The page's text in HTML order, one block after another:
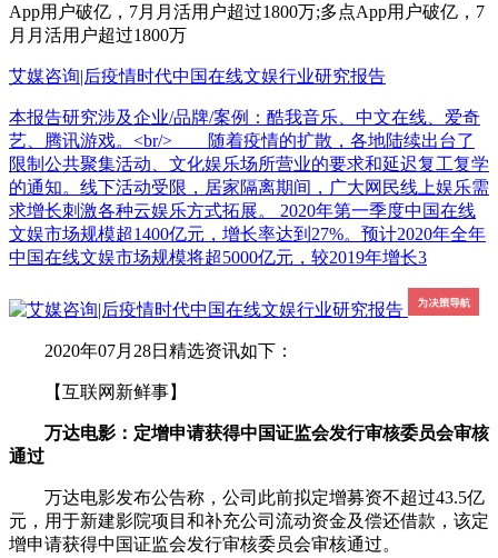
App用户破亿，7月月活用户超过1800万;多点App用户破亿，7
月月活用户超过1800万
艾媒咨询|后疫情时代中国在线文娱行业研究报告
本报告研究涉及企业/品牌/案例：酷我音乐、中文在线、爱奇
艺、腾讯游戏。<br/> 随着疫情的扩散，各地陆续出台了
限制公共聚集活动、文化娱乐场所营业的要求和延迟复工复学
的通知。线下活动受限，居家隔离期间，广大网民线上娱乐需
求增长刺激各种云娱乐方式拓展。 2020年第一季度中国在线
文娱市场规模超1400亿元，增长率达到27%。预计2020年全年
中国在线文娱市场规模将超5000亿元，较2019年增长3
2020年07月28日精选资讯如下：
【互联网新鲜事】
万达电影：定增申请获得中国证监会发行审核委员会审核
通过
万达电影发布公告称，公司此前拟定增募资不超过43.5亿
元，用于新建影院项目和补充公司流动资金及偿还借款，该定
增申请获得中国证监会发行审核委员会审核通过。